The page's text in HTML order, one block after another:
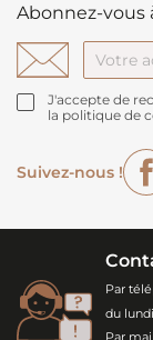
Abonnez-vous
J'accepte de
la politique de
Suivez-nous !
Par
du
Par